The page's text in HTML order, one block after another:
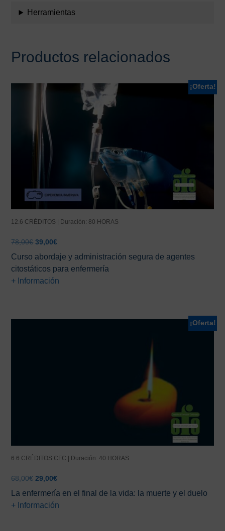
Herramientas
Productos relacionados
¡Oferta!
12.6 CRÉDITOS | Duración: 80 HORAS
78,00€ El
precio
original
era:
78,00€.
39,00€El
precio
actual
es:
39,00€.
Curso abordaje y administración segura de agentes
citostáticos para enfermería
+ Información
¡Oferta!
6.6 CRÉDITOS CFC | Duración: 40 HORAS
68,00€ El
original
era:
29,00€El
actual
es:
La enfermería en el final de la vida: la muerte y el duelo
+ Información